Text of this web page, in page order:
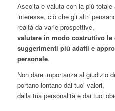
Ascolta e valuta con la più
interesse, ciò che gli altri
realtà da varie prospettive,
valutare in modo costruttivo
suggerimenti più adatti e
personale.
Non dare importanza al giudizio
portano lontano dai tuoi valori,
dalla tua personalità e dai tuoi